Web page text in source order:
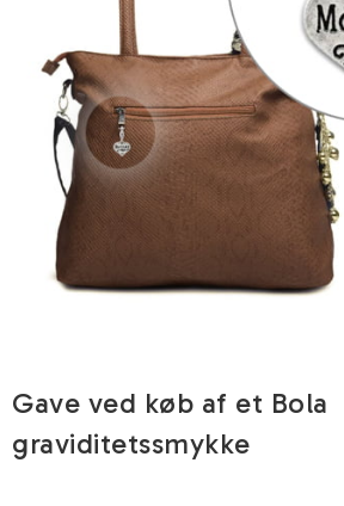
Gave ved køb af et Bola
graviditetssmykke